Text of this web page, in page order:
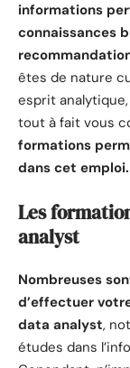
informations
connaissances
êtes de nature
esprit
tout à fait vous
formations
dans cet emploi.
Les
analyst
Nombreuses
d’effectuer
data analyst,
études dans